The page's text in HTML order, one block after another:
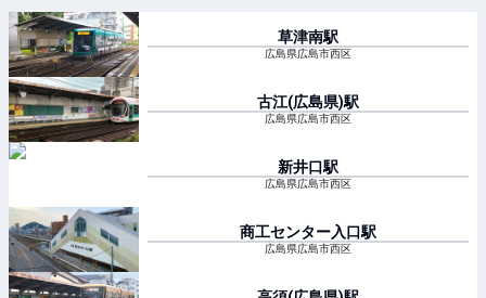
草津南駅
広島県広島市西区
古江(広島県)駅
広島県広島市西区
新井口駅
広島県広島市西区
商工センター入口駅
広島県広島市西区